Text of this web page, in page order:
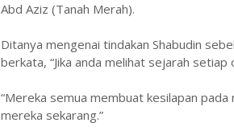
Abd Aziz (Tanah Merah).
Ditanya mengenai tindakan Shabudin
berkata, “Jika anda melihat sejarah
“Mereka semua membuat kesilapan
mereka sekarang.”